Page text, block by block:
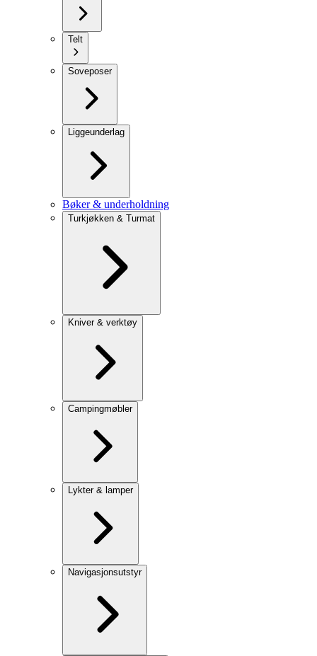
Telt
Soveposer
Liggeunderlag
Bøker & underholdning
Turkjøkken & Turmat
Kniver & verktøy
Campingmøbler
Lykter & lamper
Navigasjonsutstyr